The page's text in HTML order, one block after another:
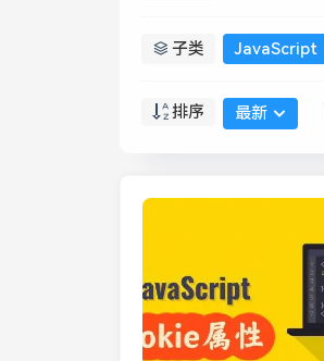
子类 JavaScript
排序 最新